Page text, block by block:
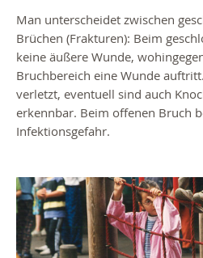
Man unterscheidet zwischen
Brüchen (Frakturen): Beim
keine äußere Wunde,
Bruchbereich eine Wunde
verletzt, eventuell sind auch
erkennbar. Beim offenen Bruch
Infektionsgefahr.